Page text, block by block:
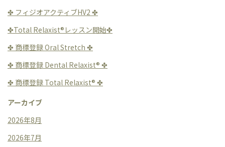
✤ フィジオアクティブHV2 ✤
✤Total Relaxist®︎レッスン開始✤
✤ 商標登録 Oral Stretch ✤
✤ 商標登録 Dental Relaxist®︎ ✤
✤ 商標登録 Total Relaxist®︎ ✤
アーカイブ
2026年8月
2026年7月